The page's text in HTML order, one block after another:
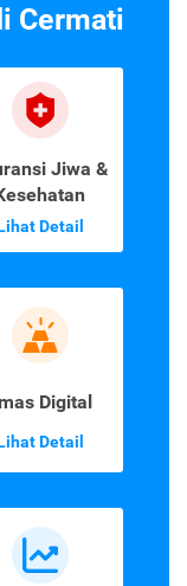
Cermati
Jiwa &
Detail
Digital
Detail